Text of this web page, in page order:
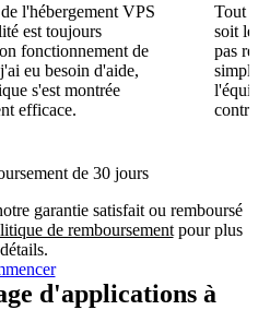
l'hébergement VPS
est toujours
fonctionnement de
eu besoin d'aide,
s'est montrée
efficace.
Tout
soit
pas
de 30 jours
garantie satisfait ou remboursé
de remboursementpour plus
d'applications à